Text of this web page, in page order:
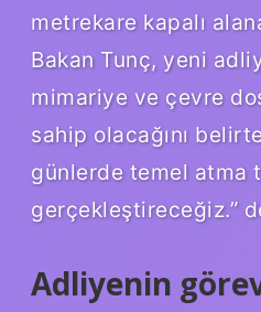
metrekare kapalı
Bakan Tunç, yeni
mimariye ve çevre
sahip olacağını
günlerde temel atma
gerçekleştireceğiz.”
Adliyenin